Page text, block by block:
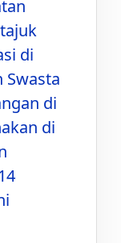
di
Swasta
di
di